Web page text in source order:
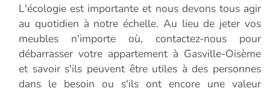
L'écologie est importante et nous devons tous agir
au quotidien à notre échelle. Au lieu de jeter vos
meubles n'importe où, contactez-nous pour
débarrasser votre appartement à Gasville-Oisème
et savoir s'ils peuvent être utiles à des personnes
dans le besoin ou s'ils ont encore une valeur